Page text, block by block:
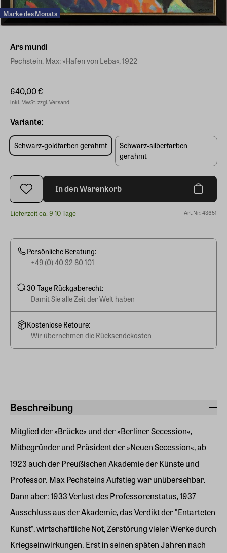
Marke des Monats
Beschreibung
Mitglied der »Brücke« und der »Berliner Secession«,
Mitbegründer und Präsident der »Neuen Secession«, ab
1923 auch der Preußischen Akademie der Künste und
Professor. Max Pechsteins Aufstieg war unübersehbar.
Dann aber: 1933 Verlust des Professorenstatus, 1937
Ausschluss aus der Akademie, das Verdikt der "Entarteten
Kunst", wirtschaftliche Not, Zerstörung vieler Werke durch
Kriegseinwirkungen. Erst in seinen späten Jahren nach
Ars mundi
Pechstein, Max: »Hafen von Leba«, 1922
640,00 €
inkl. MwSt. zzgl. Versand
Variante:
Schwarz-goldfarben gerahmt
Schwarz-silberfarben
gerahmt
In den Warenkorb
Lieferzeit ca. 9-10 Tage Art.Nr.: 43651
Persönliche Beratung:
+49 (0) 40 32 80 101
30 Tage Rückgaberecht:
Damit Sie alle Zeit der Welt haben
Kostenlose Retoure:
Wir übernehmen die Rücksendekosten